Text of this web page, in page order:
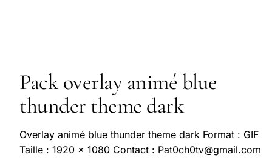
Pack overlay animé blue
thunder theme dark
Overlay animé blue thunder theme dark Format : GIF
Taille : 1920 x 1080 Contact : Pat0ch0tv@gmail.com